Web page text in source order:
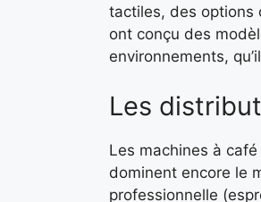
tactiles, des options
ont conçu des
environnements,
Les
Les machines à
dominent encore le
professionnelle